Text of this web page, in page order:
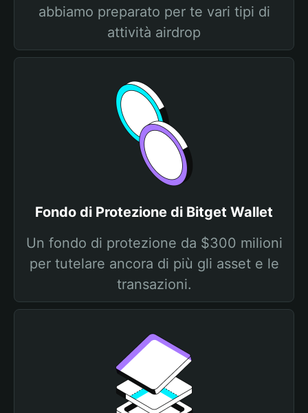
abbiamo preparato per te vari tipi di
attività airdrop
Fondo di Protezione di Bitget Wallet
Un fondo di protezione da $300 milioni
per tutelare ancora di più gli asset e le
transazioni.